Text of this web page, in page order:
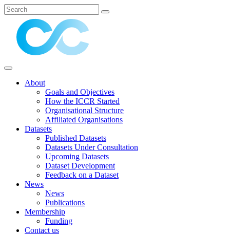
About
Goals and Objectives
How the ICCR Started
Organisational Structure
Affiliated Organisations
Datasets
Published Datasets
Datasets Under Consultation
Upcoming Datasets
Dataset Development
Feedback on a Dataset
News
News
Publications
Membership
Funding
Contact us